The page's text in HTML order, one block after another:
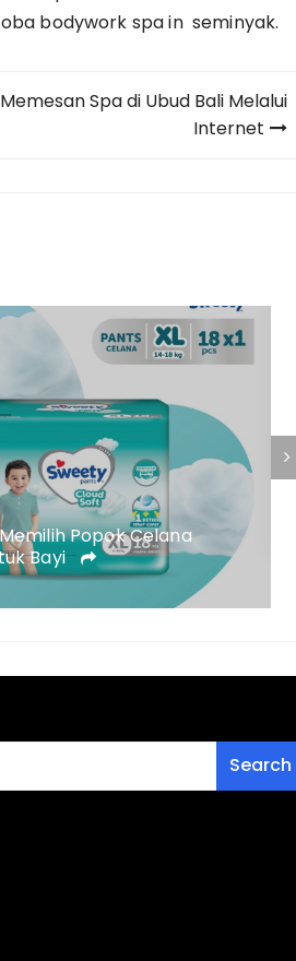
bodywork spa in seminyak.
Spa di Ubud Bali Melalui
Internet
Popok Celana
Bayi